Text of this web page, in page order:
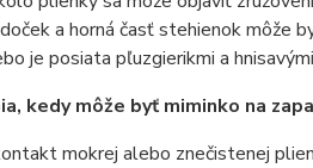
a horná časť stehienok môže
je posiata pľuzgierikmi a
kedy môže byť miminko na
mokrej alebo znečistenej